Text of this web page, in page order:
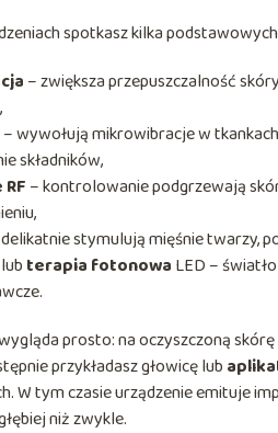
spotkasz kilka
– zwiększa przepuszczalność
– wywołują mikrowibracje w
składników,
– kontrolowanie podgrzewają
stymulują mięśnie twarzy,
lub terapia fotonowa LED –
prosto: na oczyszczoną
przykładasz głowicę lub
W tym czasie urządzenie emituje
niż zwykle.